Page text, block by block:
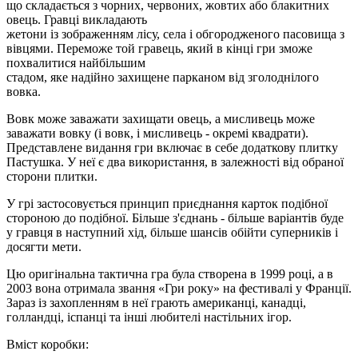
що складається з чорних, червоних, жовтих або блакитних
овець. Гравці викладають
жетони із зображенням лісу, села і обгородженого пасовища з
вівцями. Переможе той гравець, який в кінці гри зможе
похвалитися найбільшим
стадом, яке надійно захищене парканом від зголоднілого
вовка.
Вовк може заважати захищати овець, а мисливець може
заважати вовку (і вовк, і мисливець - окремі квадрати).
Представлене видання гри включає в себе додаткову плитку
Пастушка. У неї є два використання, в залежності від обраної
сторони плитки.
У грі застосовується принцип приєднання карток подібної
стороною до подібної. Більше з'єднань - більше варіантів буде
у гравця в наступний хід, більше шансів обійти суперників і
досягти мети.
Цю оригінальна тактична гра була створена в 1999 році, а в
2003 вона отримала звання «Гри року» на фестивалі у Франції.
Зараз із захопленням в неї грають американці, канадці,
голландці, іспанці та інші любителі настільних ігор.
Вміст коробки: